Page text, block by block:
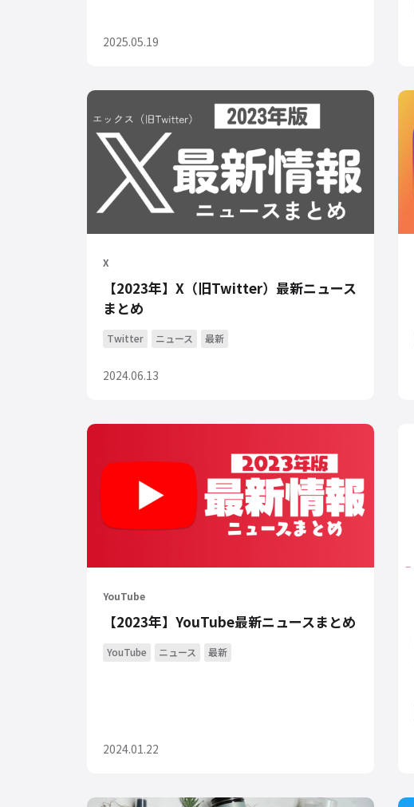
2025.05.19
X
【2023年】X（旧Twitter）最新ニュース
まとめ
Twitter ニュース 最新
2024.06.13
YouTube
【2023年】YouTube最新ニュースまとめ
YouTube ニュース 最新
2024.01.22